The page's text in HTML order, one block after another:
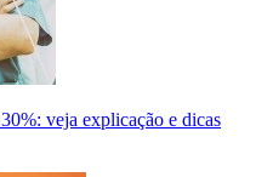
veja explicação e dicas